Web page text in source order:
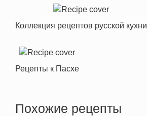
Коллекция рецептов русской кухни
Рецепты к Пасхе
Похожие рецепты